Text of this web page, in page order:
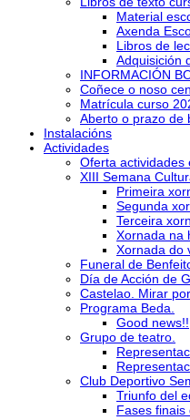
Material
Axenda
Libros de
Adquisición
INFORMACIÓN
Coñece o noso
Matrícula curso
Aberto o prazo de
Instalacións
Actividades
Oferta actividades
XIII Semana
Primeira
Segunda
Terceira
Xornada na
Xornada do
Funeral de
Día de Acción de
Castelao. Mirar
Programa Beda.
Good news!!
Grupo de teatro.
Club Deportivo
Triunfo del
Fases finais